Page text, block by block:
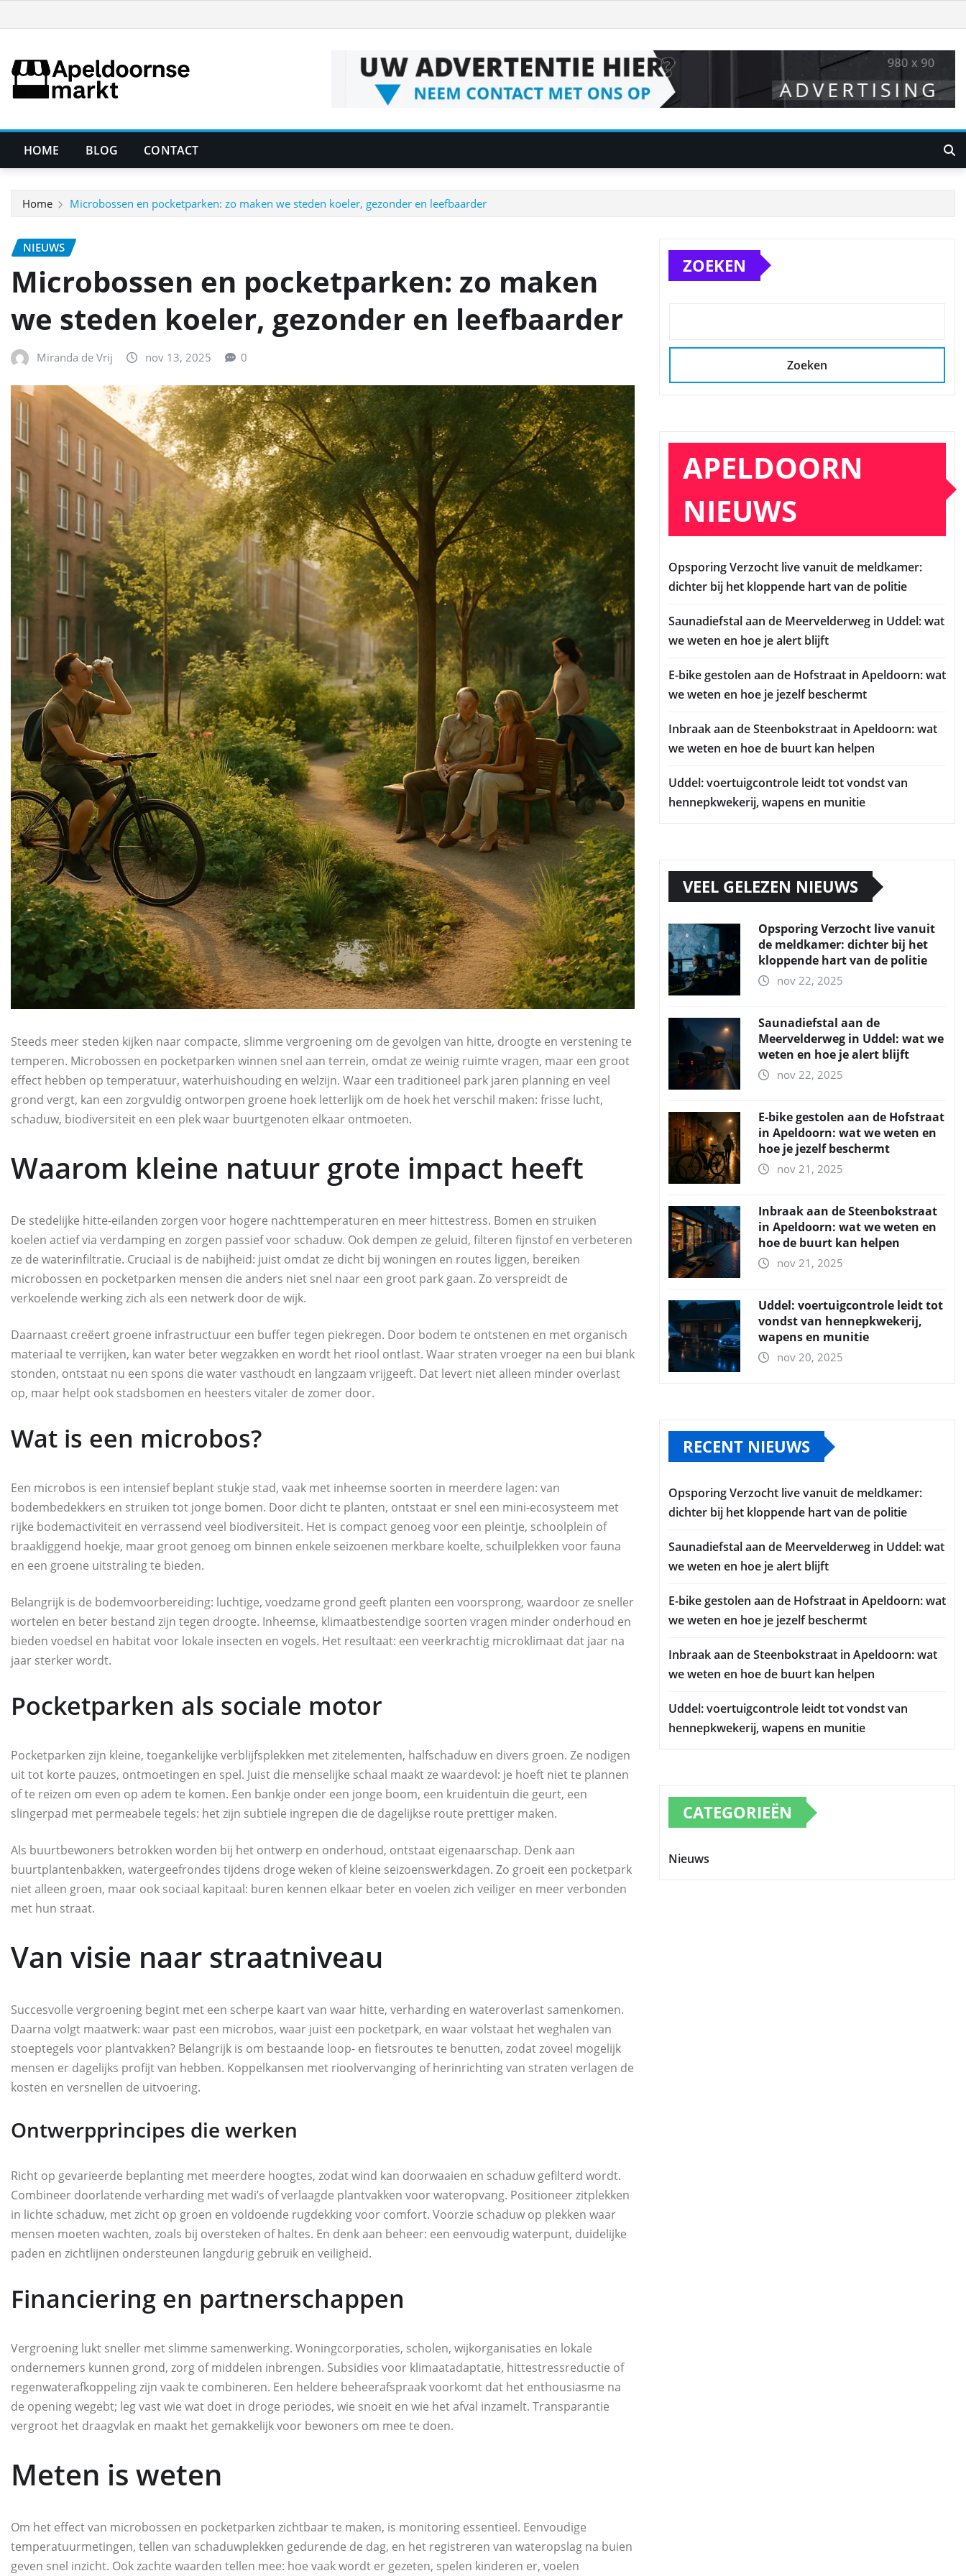
naar
inhoud
HOME BLOG CONTACT
Home Microbossen en pocketparken: zo maken we steden koeler, gezonder en leefbaarder
NIEUWS
Microbossen en pocketparken: zo maken
we steden koeler, gezonder en leefbaarder
Miranda de Vrij nov 13, 2025 0
Steeds meer steden kijken naar compacte, slimme vergroening om de gevolgen van hitte, droogte en verstening te
temperen. Microbossen en pocketparken winnen snel aan terrein, omdat ze weinig ruimte vragen, maar een groot
effect hebben op temperatuur, waterhuishouding en welzijn. Waar een traditioneel park jaren planning en veel
grond vergt, kan een zorgvuldig ontworpen groene hoek letterlijk om de hoek het verschil maken: frisse lucht,
schaduw, biodiversiteit en een plek waar buurtgenoten elkaar ontmoeten.
Waarom kleine natuur grote impact heeft
De stedelijke hitte-eilanden zorgen voor hogere nachttemperaturen en meer hittestress. Bomen en struiken
koelen actief via verdamping en zorgen passief voor schaduw. Ook dempen ze geluid, filteren fijnstof en verbeteren
ze de waterinfiltratie. Cruciaal is de nabijheid: juist omdat ze dicht bij woningen en routes liggen, bereiken
microbossen en pocketparken mensen die anders niet snel naar een groot park gaan. Zo verspreidt de
verkoelende werking zich als een netwerk door de wijk.
Daarnaast creëert groene infrastructuur een buffer tegen piekregen. Door bodem te ontstenen en met organisch
materiaal te verrijken, kan water beter wegzakken en wordt het riool ontlast. Waar straten vroeger na een bui blank
stonden, ontstaat nu een spons die water vasthoudt en langzaam vrijgeeft. Dat levert niet alleen minder overlast
op, maar helpt ook stadsbomen en heesters vitaler de zomer door.
Wat is een microbos?
Een microbos is een intensief beplant stukje stad, vaak met inheemse soorten in meerdere lagen: van
bodembedekkers en struiken tot jonge bomen. Door dicht te planten, ontstaat er snel een mini-ecosysteem met
rijke bodemactiviteit en verrassend veel biodiversiteit. Het is compact genoeg voor een pleintje, schoolplein of
braakliggend hoekje, maar groot genoeg om binnen enkele seizoenen merkbare koelte, schuilplekken voor fauna
en een groene uitstraling te bieden.
Belangrijk is de bodemvoorbereiding: luchtige, voedzame grond geeft planten een voorsprong, waardoor ze sneller
wortelen en beter bestand zijn tegen droogte. Inheemse, klimaatbestendige soorten vragen minder onderhoud en
bieden voedsel en habitat voor lokale insecten en vogels. Het resultaat: een veerkrachtig microklimaat dat jaar na
jaar sterker wordt.
Pocketparken als sociale motor
Pocketparken zijn kleine, toegankelijke verblijfsplekken met zitelementen, halfschaduw en divers groen. Ze nodigen
uit tot korte pauzes, ontmoetingen en spel. Juist die menselijke schaal maakt ze waardevol: je hoeft niet te plannen
of te reizen om even op adem te komen. Een bankje onder een jonge boom, een kruidentuin die geurt, een
slingerpad met permeabele tegels: het zijn subtiele ingrepen die de dagelijkse route prettiger maken.
Als buurtbewoners betrokken worden bij het ontwerp en onderhoud, ontstaat eigenaarschap. Denk aan
buurtplantenbakken, watergeefrondes tijdens droge weken of kleine seizoenswerkdagen. Zo groeit een pocketpark
niet alleen groen, maar ook sociaal kapitaal: buren kennen elkaar beter en voelen zich veiliger en meer verbonden
met hun straat.
Van visie naar straatniveau
Succesvolle vergroening begint met een scherpe kaart van waar hitte, verharding en wateroverlast samenkomen.
Daarna volgt maatwerk: waar past een microbos, waar juist een pocketpark, en waar volstaat het weghalen van
stoeptegels voor plantvakken? Belangrijk is om bestaande loop- en fietsroutes te benutten, zodat zoveel mogelijk
mensen er dagelijks profijt van hebben. Koppelkansen met rioolvervanging of herinrichting van straten verlagen de
kosten en versnellen de uitvoering.
Ontwerpprincipes die werken
Richt op gevarieerde beplanting met meerdere hoogtes, zodat wind kan doorwaaien en schaduw gefilterd wordt.
Combineer doorlatende verharding met wadi’s of verlaagde plantvakken voor wateropvang. Positioneer zitplekken
in lichte schaduw, met zicht op groen en voldoende rugdekking voor comfort. Voorzie schaduw op plekken waar
mensen moeten wachten, zoals bij oversteken of haltes. En denk aan beheer: een eenvoudig waterpunt, duidelijke
paden en zichtlijnen ondersteunen langdurig gebruik en veiligheid.
Financiering en partnerschappen
Vergroening lukt sneller met slimme samenwerking. Woningcorporaties, scholen, wijkorganisaties en lokale
ondernemers kunnen grond, zorg of middelen inbrengen. Subsidies voor klimaatadaptatie, hittestressreductie of
regenwaterafkoppeling zijn vaak te combineren. Een heldere beheerafspraak voorkomt dat het enthousiasme na
de opening wegebt; leg vast wie wat doet in droge periodes, wie snoeit en wie het afval inzamelt. Transparantie
vergroot het draagvlak en maakt het gemakkelijk voor bewoners om mee te doen.
Meten is weten
Om het effect van microbossen en pocketparken zichtbaar te maken, is monitoring essentieel. Eenvoudige
temperatuurmetingen, tellen van schaduwplekken gedurende de dag, en het registreren van wateropslag na buien
geven snel inzicht. Ook zachte waarden tellen mee: hoe vaak wordt er gezeten, spelen kinderen er, voelen
ZOEKEN
Zoeken
APELDOORN
NIEUWS
Opsporing Verzocht live vanuit de meldkamer:
dichter bij het kloppende hart van de politie
Saunadiefstal aan de Meervelderweg in Uddel: wat
we weten en hoe je alert blijft
E-bike gestolen aan de Hofstraat in Apeldoorn: wat
we weten en hoe je jezelf beschermt
Inbraak aan de Steenbokstraat in Apeldoorn: wat
we weten en hoe de buurt kan helpen
Uddel: voertuigcontrole leidt tot vondst van
hennepkwekerij, wapens en munitie
VEEL GELEZEN NIEUWS
Opsporing Verzocht live vanuit
de meldkamer: dichter bij het
kloppende hart van de politie
nov 22, 2025
Saunadiefstal aan de
Meervelderweg in Uddel: wat we
weten en hoe je alert blijft
nov 22, 2025
E-bike gestolen aan de Hofstraat
in Apeldoorn: wat we weten en
hoe je jezelf beschermt
nov 21, 2025
Inbraak aan de Steenbokstraat
in Apeldoorn: wat we weten en
hoe de buurt kan helpen
nov 21, 2025
Uddel: voertuigcontrole leidt tot
vondst van hennepkwekerij,
wapens en munitie
nov 20, 2025
RECENT NIEUWS
Opsporing Verzocht live vanuit de meldkamer:
dichter bij het kloppende hart van de politie
Saunadiefstal aan de Meervelderweg in Uddel: wat
we weten en hoe je alert blijft
E-bike gestolen aan de Hofstraat in Apeldoorn: wat
we weten en hoe je jezelf beschermt
Inbraak aan de Steenbokstraat in Apeldoorn: wat
we weten en hoe de buurt kan helpen
Uddel: voertuigcontrole leidt tot vondst van
hennepkwekerij, wapens en munitie
CATEGORIEËN
Nieuws